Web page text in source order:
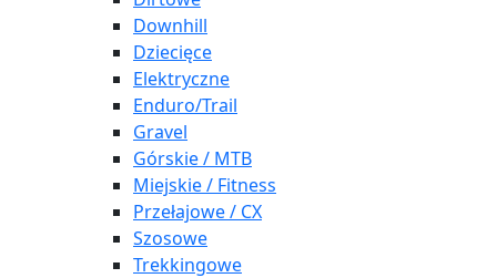
Downhill
Dziecięce
Elektryczne
Enduro/Trail
Gravel
Górskie / MTB
Miejskie / Fitness
Przełajowe / CX
Szosowe
Trekkingowe